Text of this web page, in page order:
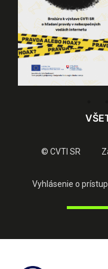
© CVTI SR
Vyhlásenie o